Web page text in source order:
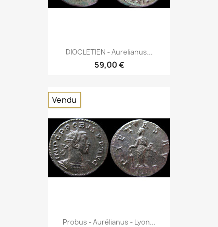
DIOCLETIEN - Aurelianus...
59,00 €
Probus - Aurélianus - Lyon...
Vendu